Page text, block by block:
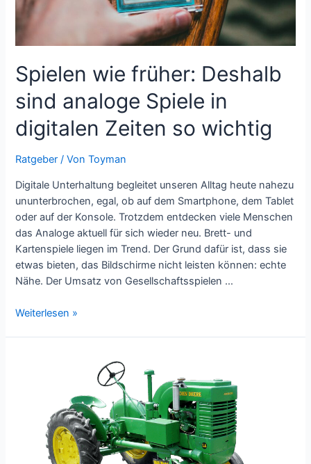
Spielen wie früher: Deshalb
sind analoge Spiele in
digitalen Zeiten so wichtig
Ratgeber / VonToyman
Digitale Unterhaltung begleitet unseren Alltag heute nahezu
ununterbrochen, egal, ob auf dem Smartphone, dem Tablet
oder auf der Konsole. Trotzdem entdecken viele Menschen
das Analoge aktuell für sich wieder neu. Brett- und
Kartenspiele liegen im Trend. Der Grund dafür ist, dass sie
etwas bieten, das Bildschirme nicht leisten können: echte
Nähe. Der Umsatz von Gesellschaftsspielen …
Spielen
digitalen
Weiterlesen »